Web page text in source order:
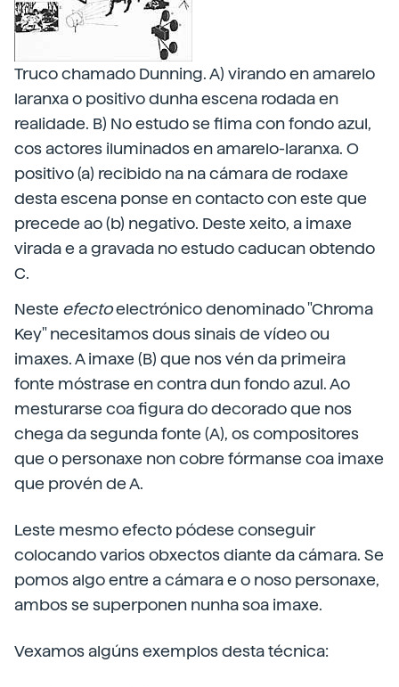
Truco chamado Dunning. A) virando en amarelo
laranxa o positivo dunha escena rodada en
realidade. B) No estudo se flima con fondo azul,
cos actores iluminados en amarelo-laranxa. O
positivo (a) recibido na na cámara de rodaxe
desta escena ponse en contacto con este que
precede ao (b) negativo. Deste xeito, a imaxe
virada e a gravada no estudo caducan obtendo
C.
Neste efectoelectrónico denominado "Chroma
Key" necesitamos dous sinais de vídeo ou
imaxes. A imaxe (B) que nos vén da primeira
fonte móstrase en contra dun fondo azul. Ao
mesturarse coa figura do decorado que nos
chega da segunda fonte (A), os compositores
que o personaxe non cobre fórmanse coa imaxe
que provén de A.
Leste mesmo efecto pódese conseguir
colocando varios obxectos diante da cámara. Se
pomos algo entre a cámara e o noso personaxe,
ambos se superponen nunha soa imaxe.
Vexamos algúns exemplos desta técnica: